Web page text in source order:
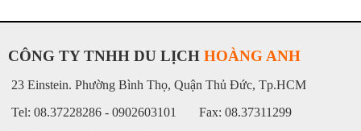
CÔNG TY TNHH DU LỊCH HOÀNG ANH
23 Einstein. Phường Bình Thọ, Quận Thủ Đức, Tp.HCM
Tel: 08.37228286 - 0902603101 Fax: 08.37311299